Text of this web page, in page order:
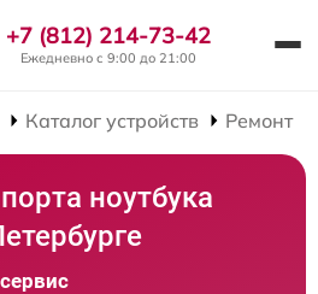
+7 (812) 214-73-42
Ежедневно с 9:00 до 21:00
Каталог устройств Ремонт
ноутбука